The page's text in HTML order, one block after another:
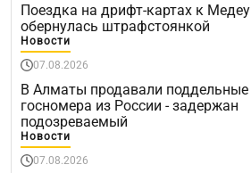
Поездка на дрифт-картах к Медеу
обернулась штрафстоянкой
Новости
07.08.2026
В Алматы продавали поддельные
госномера из России - задержан
подозреваемый
Новости
07.08.2026